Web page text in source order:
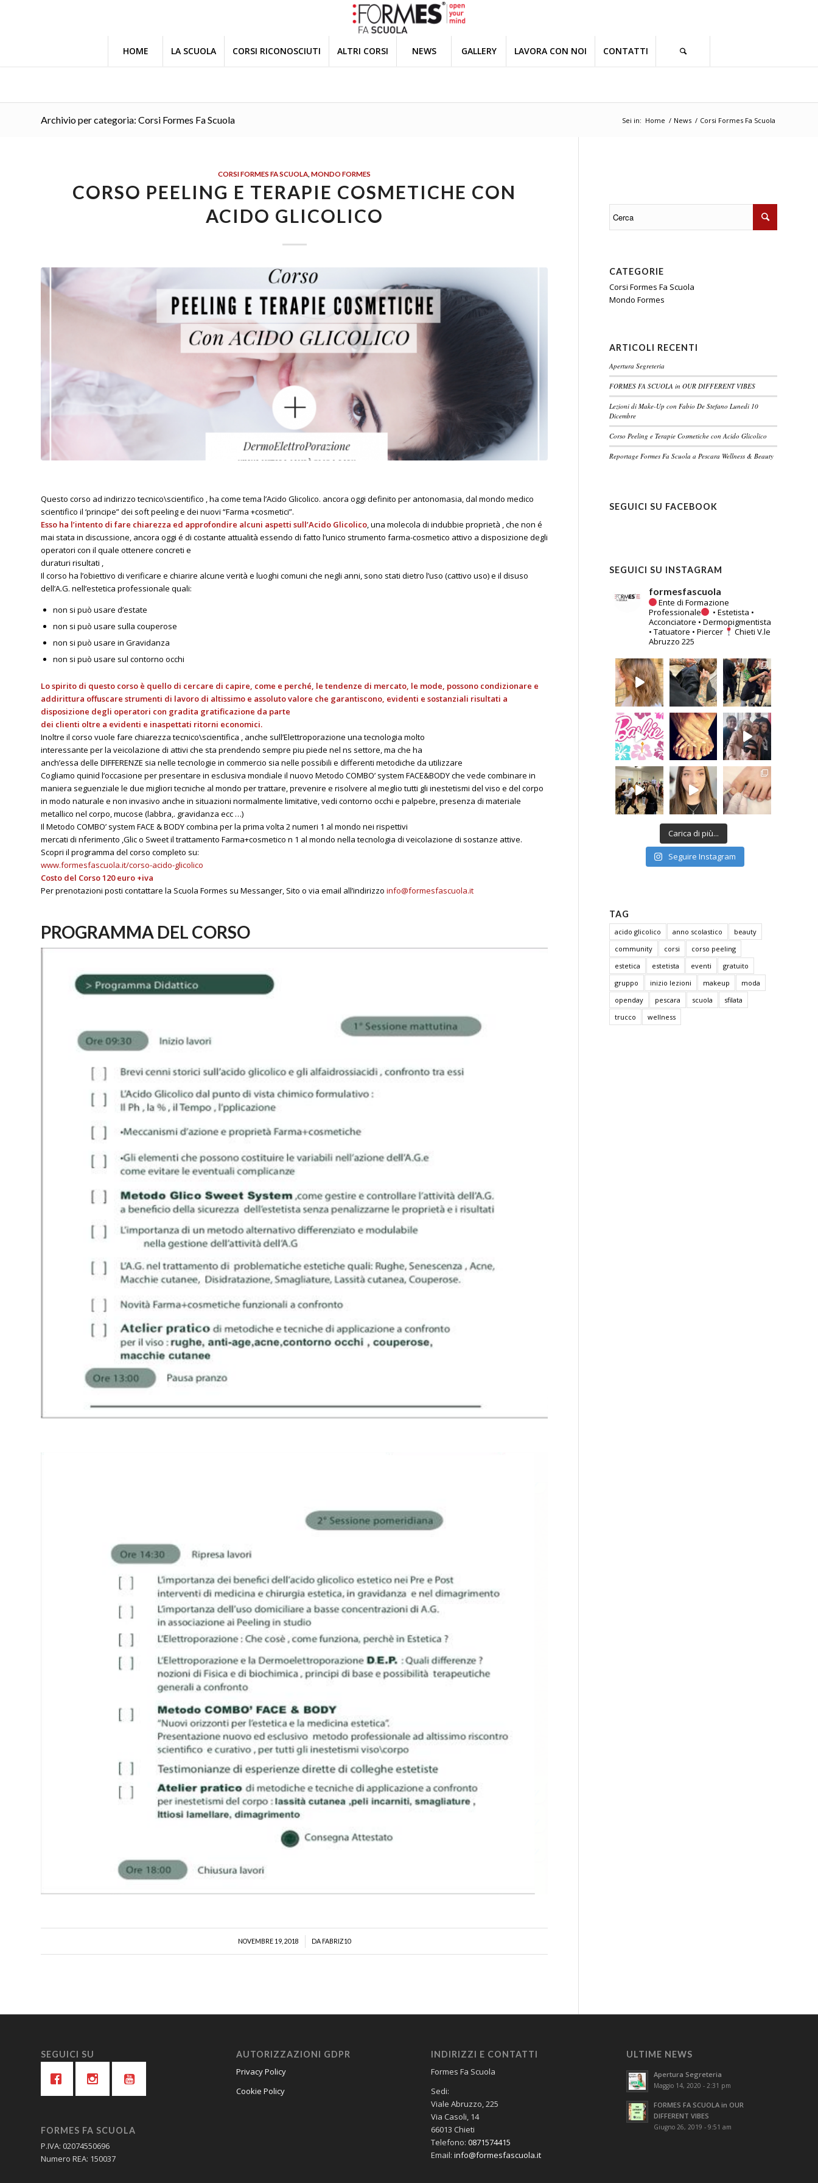
HOME LA SCUOLA CORSI RICONOSCIUTI ALTRI CORSI NEWS GALLERY LAVORA CON NOI CONTATTI
Archivio per categoria: Corsi Formes Fa Scuola Sei in: Home / News / Corsi Formes Fa Scuola
CORSI FORMES FA SCUOLA ,MONDO FORMES
CORSO PEELING E TERAPIE COSMETICHE CON
ACIDO GLICOLICO
Questo corso ad indirizzo tecnico\scientifico , ha come tema l’Acido Glicolico. ancora oggi definito per antonomasia, dal mondo medico
scientifico il ‘principe” dei soft peeling e dei nuovi “Farma +cosmetici”.
Esso ha l’intento di fare chiarezza ed approfondire alcuni aspetti sull’Acido Glicolico, una molecola di indubbie proprietà , che non é
mai stata in discussione, ancora oggi é di costante attualità essendo di fatto l’unico strumento farma-cosmetico attivo a disposizione degli
operatori con il quale ottenere concreti e
duraturi risultati ,
Il corso ha l’obiettivo di verificare e chiarire alcune verità e luoghi comuni che negli anni, sono stati dietro l’uso (cattivo uso) e il disuso
dell’A.G. nell’estetica professionale quali:
non si può usare d’estate
non si può usare sulla couperose
non si può usare in Gravidanza
non si può usare sul contorno occhi
Lo spirito di questo corso è quello di cercare di capire, come e perché, le tendenze di mercato, le mode, possono condizionare e
addirittura offuscare strumenti di lavoro di altissimo e assoluto valore che garantiscono, evidenti e sostanziali risultati a
disposizione degli operatori con gradita gratificazione da parte
dei clienti oltre a evidenti e inaspettati ritorni economici.
Inoltre il corso vuole fare chiarezza tecnico\scientifica , anche sull’Elettroporazione una tecnologia molto
interessante per la veicolazione di attivi che sta prendendo sempre piu piede nel ns settore, ma che ha
anch’essa delle DIFFERENZE sia nelle tecnologie in commercio sia nelle possibili e differenti metodiche da utilizzare
Cogliamo quinid l’occasione per presentare in esclusiva mondiale il nuovo Metodo COMBO’ system FACE&BODY che vede combinare in
maniera seguenziale le due migliori tecniche al mondo per trattare, prevenire e risolvere al meglio tutti gli inestetismi del viso e del corpo
in modo naturale e non invasivo anche in situazioni normalmente limitative, vedi contorno occhi e palpebre, presenza di materiale
metallico nel corpo, mucose (labbra,. gravidanza ecc …)
Il Metodo COMBO’ system FACE & BODY combina per la prima volta 2 numeri 1 al mondo nei rispettivi
mercati di nferimento ,Glic o Sweet il trattamento Farma+cosmetico n 1 al mondo nella tecnologia di veicolazione di sostanze attive.
Scopri il programma del corso completo su:
www.formesfascuola.it/corso-acido-glicolico
Costo del Corso 120 euro +iva
Per prenotazioni posti contattare la Scuola Formes su Messanger, Sito o via email all’indirizzo info@formesfascuola.it
PROGRAMMA DEL CORSO
NOVEMBRE 19, 2018
/ DA FABRIZ10
CATEGORIE
Corsi Formes Fa Scuola
Mondo Formes
ARTICOLI RECENTI
Apertura Segreteria
FORMES FA SCUOLA in OUR DIFFERENT VIBES
Lezioni di Make-Up con Fabio De Stefano Lunedi 10
Dicembre
Corso Peeling e Terapie Cosmetiche con Acido Glicolico
Reportage Formes Fa Scuola a Pescara Wellness & Beauty
SEGUICI SU FACEBOOK
SEGUICI SU INSTAGRAM
formesfascuola
Ente di Formazione
Professionale
• Estetista •
Acconciatore • Dermopigmentista
• Tatuatore • Piercer ChietiV.le
Abruzzo 225
Carica di più...
Seguire Instagram
TAG
acido glicolico anno scolastico
beauty
community
corsi
corso peeling
estetica
estetista eventi
gratuito
gruppo
inizio lezioni makeup
moda
openday
pescara scuola
sfilata
trucco
wellness
SEGUICI SU
FORMES FA SCUOLA
P.IVA: 02074550696
Numero REA: 150037
AUTORIZZAZIONI GDPR
Privacy Policy
Cookie Policy
INDIRIZZI E CONTATTI
Formes Fa Scuola
Sedi:
Viale Abruzzo, 225
Via Casoli, 14
66013 Chieti
Telefono:0871574415
Email:info@formesfascuola.it
ULTIME NEWS
Apertura Segreteria
Maggio 14, 2020 - 2:31 pm
FORMES FA SCUOLA in OUR
DIFFERENT VIBES
Giugno 26, 2019 - 9:51 am